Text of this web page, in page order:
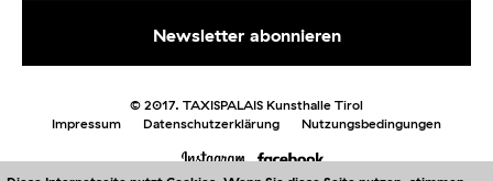
© 2017. TAXISPALAIS Kunsthalle Tirol
Impressum
Datenschutzerklärung Nutzungsbedingungen